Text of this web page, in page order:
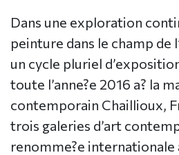
Dans une exploration
peinture dans le champ de
un cycle pluriel
toute l’anne?e 2016 a? la
contemporain Chaillioux,
trois galeries d’art
renomme?e internationale